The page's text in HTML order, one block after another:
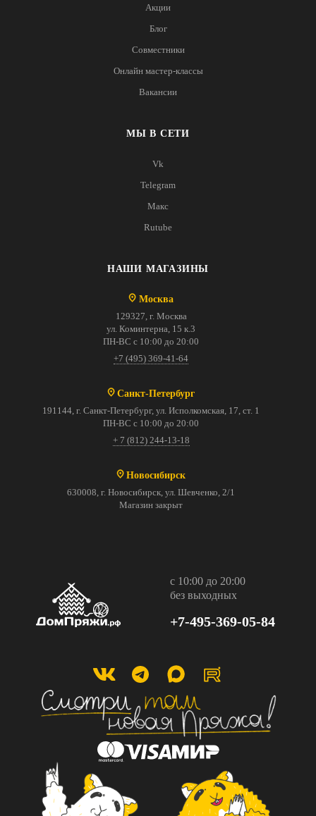
Акции
Блог
Совместники
Онлайн мастер-классы
Вакансии
МЫ В СЕТИ
Vk
Telegram
Макс
Rutube
НАШИ МАГАЗИНЫ
Москва
129327, г. Москва
ул. Коминтерна, 15 к.3
ПН-ВС с 10:00 до 20:00
+7 (495) 369-41-64
Санкт-Петербург
191144, г. Санкт-Петербург, ул. Исполкомская, 17, ст. 1
ПН-ВС с 10:00 до 20:00
+ 7 (812) 244-13-18
Новосибирск
630008, г. Новосибирск, ул. Шевченко, 2/1
Магазин закрыт
с 10:00 до 20:00
без выходных
+7-495-369-05-84